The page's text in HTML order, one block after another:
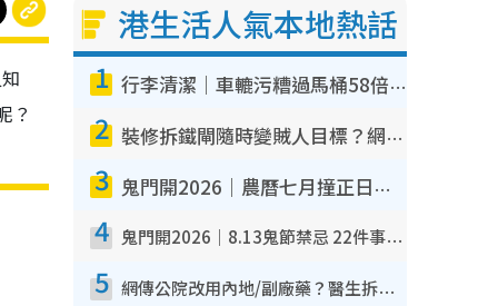
？
港生活人氣本地熱話
1 行李清潔｜車轆污糟過馬桶58倍！專家警告忌用酒精抹 教1招免污手除菌
2 裝修拆鐵閘隨時變賊人目標？網民揭2大關鍵用途：裝新式等於白裝？附新舊鐵閘分別
3 鬼門開2026｜農曆七月撞正日全食特別邪？專家警告切忌做一事！揭4大禁忌+2招保平安
4 鬼門開2026｜8.13鬼節禁忌 22件事唔做得！燒肉、刺身要少食？半夜勿吹口哨/打呢個電話
5 網傳公院改用內地/副廠藥？醫生拆解正副廠分別 揭4類人換藥隨時出事